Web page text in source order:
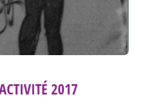
2017